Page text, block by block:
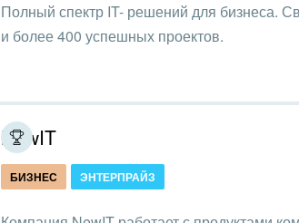
Полный спектр IT- решений для бизнеса.
и более 400 успешных проектов.
NewIT
БИЗНЕС ЭНТЕРПРАЙЗ